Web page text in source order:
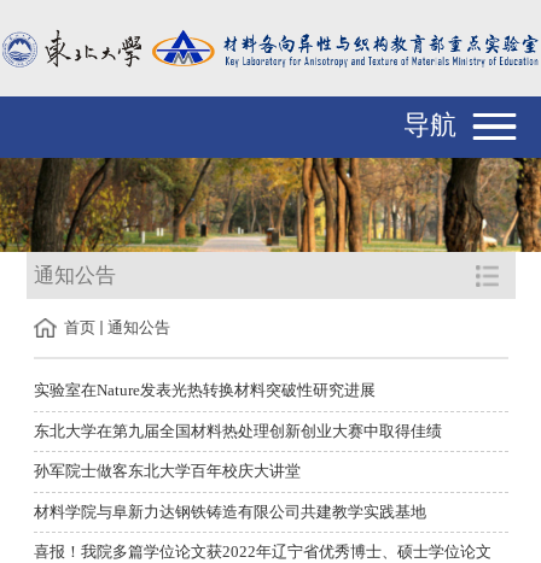
导航
通知公告
首页 通知公告
实验室在Nature发表光热转换材料突破性研究进展
东北大学在第九届全国材料热处理创新创业大赛中取得佳绩
孙军院士做客东北大学百年校庆大讲堂
材料学院与阜新力达钢铁铸造有限公司共建教学实践基地
喜报！我院多篇学位论文获2022年辽宁省优秀博士、硕士学位论文